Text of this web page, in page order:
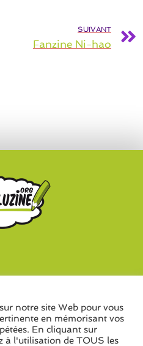
SUIVANT
Fanzine Ni-hao
notre site Web pour vous
en mémorisant vos
En cliquant sur
à l'utilisation de TOUS les